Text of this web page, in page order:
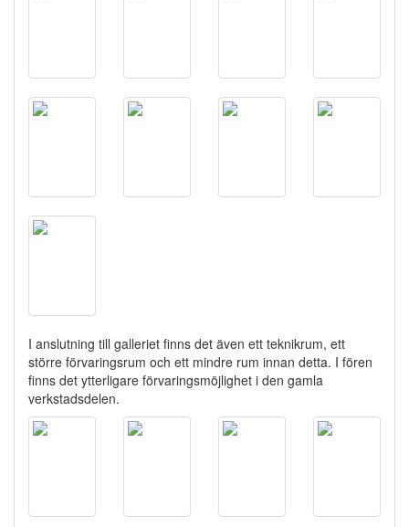
I anslutning till galleriet finns det även ett teknikrum, ett
större förvaringsrum och ett mindre rum innan detta. I fören
finns det ytterligare förvaringsmöjlighet i den gamla
verkstadsdelen.